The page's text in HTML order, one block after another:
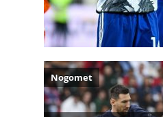
Nogomet